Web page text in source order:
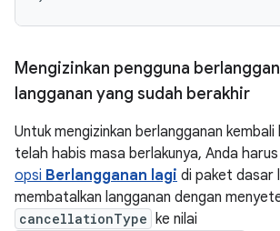
Mengizinkan pengguna
langganan yang sudah berakhir
Untuk mengizinkan berlangganan kembali
telah habis masa berlakunya, Anda harus
opsi Berlangganan lagi di paket dasar
membatalkan langganan dengan
cancellationType ke nilai